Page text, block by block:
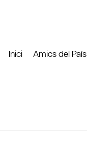
Inici Amics del País